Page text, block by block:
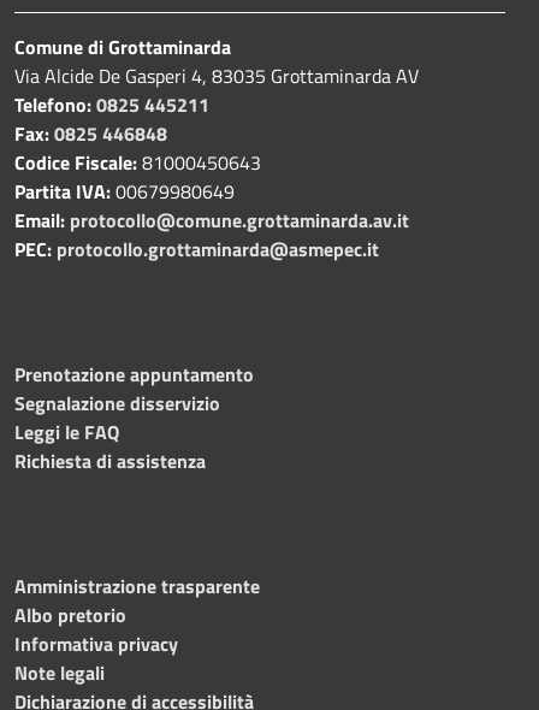
Comune di Grottaminarda
Via Alcide De Gasperi 4, 83035 Grottaminarda AV
Telefono:0825 445211
Fax:0825 446848
Codice Fiscale:81000450643
Partita IVA:00679980649
Email: protocollo@comune.grottaminarda.av.it
PEC: protocollo.grottaminarda@asmepec.it
Prenotazione appuntamento
Segnalazione disservizio
Leggi le FAQ
Richiesta di assistenza
Amministrazione trasparente
Albo pretorio
Informativa privacy
Note legali
Dichiarazione di accessibilità